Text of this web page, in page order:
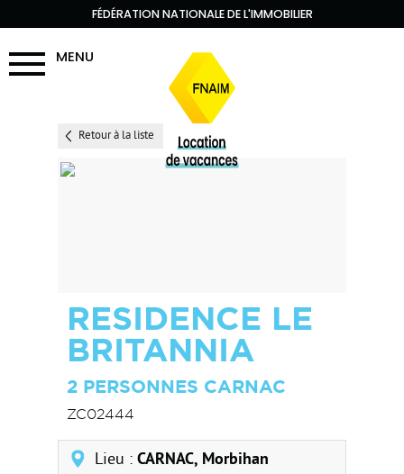
FÉDÉRATION NATIONALE DE L'IMMOBILIER
MENU
Retour à la liste
RESIDENCE LE
BRITANNIA
2 PERSONNES CARNAC
ZC02444
Lieu : CARNAC, Morbihan